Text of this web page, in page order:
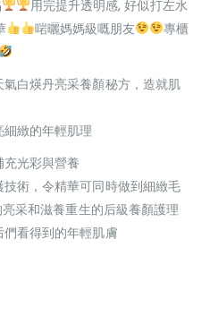
用完提升透明感, 好似打左水
啱曬媽媽級嘅朋友
專櫃
白煐丹亮采養顏秘方，造就肌
緻的年輕肌理
光彩與營養
術，令精華可同時做到細緻毛
采和滋養重生的后級養顏護理
看得到的年輕肌膚